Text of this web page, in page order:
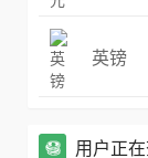
英镑
用户正